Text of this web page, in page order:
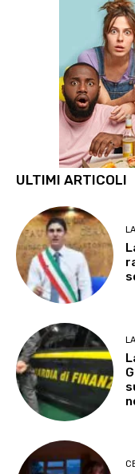
ULTIMI ARTICOLI